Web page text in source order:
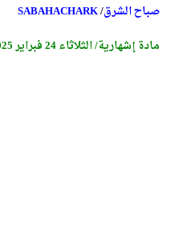
صباح الشرق/
SABAHACHARK
مادة إشهارية/ الثلاثاء 24 فبراير 2025